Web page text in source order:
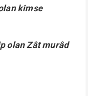
kimse
olan Zât murâd